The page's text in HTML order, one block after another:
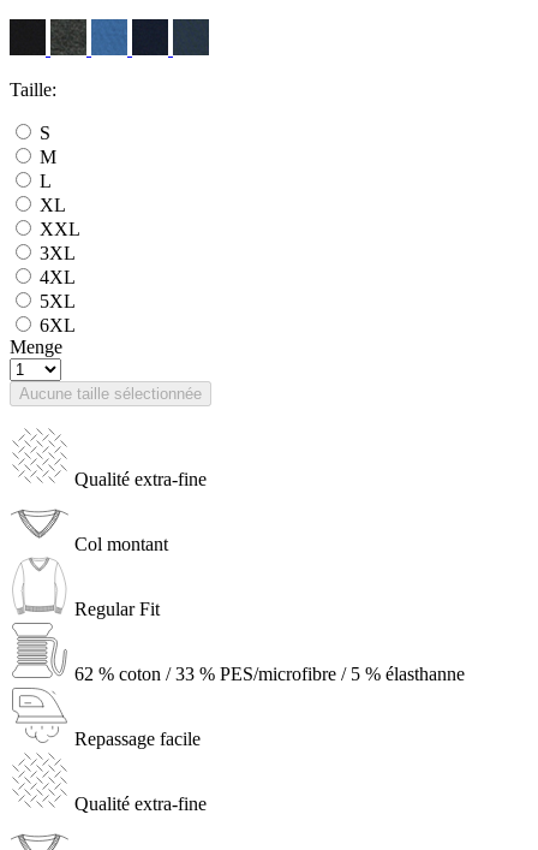
Taille:
S
M
L
XL
XXL
3XL
4XL
5XL
6XL
Menge
Aucune taille sélectionnée
Qualité extra-fine
Col montant
Regular Fit
62 % coton / 33 % PES/microfibre / 5 % élasthanne
Repassage facile
Qualité extra-fine